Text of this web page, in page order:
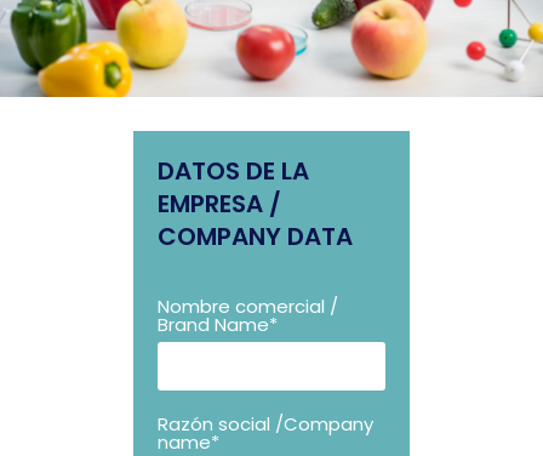
DATOS DE LA
EMPRESA /
COMPANY DATA
Nombre comercial /
Brand Name*
Razón social /Company
name*